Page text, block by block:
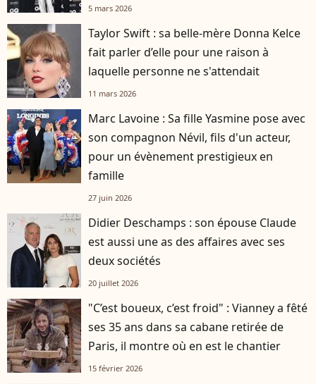
5 mars 2026
Taylor Swift : sa belle-mère Donna Kelce
fait parler d’elle pour une raison à
laquelle personne ne s'attendait
11 mars 2026
Marc Lavoine : Sa fille Yasmine pose avec
son compagnon Névil, fils d'un acteur,
pour un évènement prestigieux en
famille
27 juin 2026
Didier Deschamps : son épouse Claude
est aussi une as des affaires avec ses
deux sociétés
20 juillet 2026
"C’est boueux, c’est froid" : Vianney a fêté
ses 35 ans dans sa cabane retirée de
Paris, il montre où en est le chantier
15 février 2026